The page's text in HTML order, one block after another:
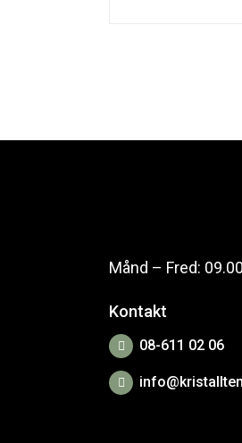
Månd – Fred:
Kontakt
08-611 02 06